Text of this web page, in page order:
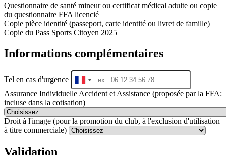
Questionnaire de santé mineur ou certificat médical adulte ou copie
du questionnaire FFA licencié
Copie pièce identité (passeport, carte identité ou livret de famille)
Copie du Pass Sports Citoyen 2025
Informations complémentaires
Tel en cas d'urgence
France
+33
Assurance Individuelle Accident et Assistance (proposée par la FFA:
incluse dans la cotisation)
Droit à l'image (pour la promotion du club, à l'exclusion d'utilisation
à titre commerciale)
Validation